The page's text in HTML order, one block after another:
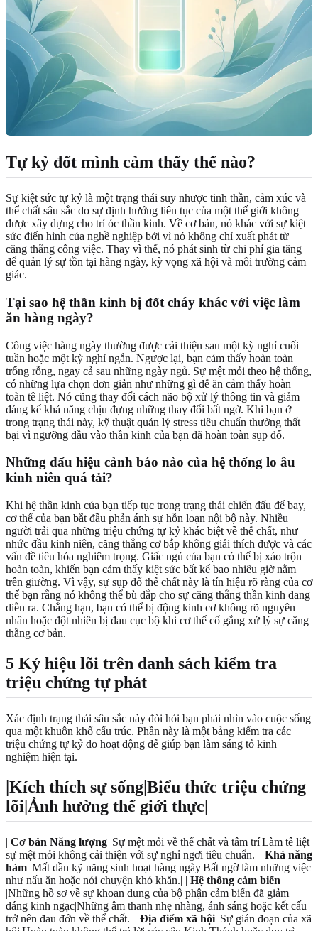
Tự kỷ đốt mình cảm thấy thế nào?
Sự kiệt sức tự kỷ là một trạng thái suy nhược tinh thần, cảm xúc và
thể chất sâu sắc do sự định hướng liên tục của một thế giới không
được xây dựng cho trí óc thần kinh. Về cơ bản, nó khác với sự kiệt
sức điển hình của nghề nghiệp bởi vì nó không chỉ xuất phát từ
căng thẳng công việc. Thay vì thế, nó phát sinh từ chi phí gia tăng
để quản lý sự tồn tại hàng ngày, kỳ vọng xã hội và môi trường cảm
giác.
Tại sao hệ thần kinh bị đốt cháy khác với việc làm
ăn hàng ngày?
Công việc hàng ngày thường được cải thiện sau một kỳ nghỉ cuối
tuần hoặc một kỳ nghỉ ngắn. Ngược lại, bạn cảm thấy hoàn toàn
trống rỗng, ngay cả sau những ngày ngủ. Sự mệt mỏi theo hệ thống,
có những lựa chọn đơn giản như những gì để ăn cảm thấy hoàn
toàn tê liệt. Nó cũng thay đổi cách não bộ xử lý thông tin và giảm
đáng kể khả năng chịu đựng những thay đổi bất ngờ. Khi bạn ở
trong trạng thái này, kỹ thuật quản lý stress tiêu chuẩn thường thất
bại vì ngưỡng đầu vào thần kinh của bạn đã hoàn toàn sụp đổ.
Những dấu hiệu cảnh báo nào của hệ thống lo âu
kinh niên quá tải?
Khi hệ thần kinh của bạn tiếp tục trong trạng thái chiến đấu để bay,
cơ thể của bạn bắt đầu phản ánh sự hỗn loạn nội bộ này. Nhiều
người trải qua những triệu chứng tự kỷ khác biệt về thể chất, như
nhức đầu kinh niên, căng thẳng cơ bắp không giải thích được và các
vấn đề tiêu hóa nghiêm trọng. Giấc ngủ của bạn có thể bị xáo trộn
hoàn toàn, khiến bạn cảm thấy kiệt sức bất kể bao nhiêu giờ nằm
trên giường. Vì vậy, sự sụp đổ thể chất này là tín hiệu rõ ràng của cơ
thể bạn rằng nó không thể bù đắp cho sự căng thẳng thần kinh đang
diễn ra. Chẳng hạn, bạn có thể bị động kinh cơ không rõ nguyên
nhân hoặc đột nhiên bị đau cục bộ khi cơ thể cố gắng xử lý sự căng
thẳng cơ bản.
5 Ký hiệu lõi trên danh sách kiểm tra
triệu chứng tự phát
Xác định trạng thái sâu sắc này đòi hỏi bạn phải nhìn vào cuộc sống
qua một khuôn khổ cấu trúc. Phần này là một bảng kiểm tra các
triệu chứng tự kỷ do hoạt động để giúp bạn làm sáng tỏ kinh
nghiệm hiện tại.
|Kích thích sự sống|Biểu thức triệu chứng
lõi|Ảnh hưởng thế giới thực|
| Cơ bản Năng lượng |Sự mệt mỏi về thể chất và tâm trí|Làm tê liệt
sự mệt mỏi không cải thiện với sự nghỉ ngơi tiêu chuẩn.| | Khả năng
hàm |Mất dần kỹ năng sinh hoạt hàng ngày|Bất ngờ làm những việc
như nấu ăn hoặc nói chuyện khó khăn.| | Hệ thống cảm biến
|Những hồ sơ về sự khoan dung của bộ phận cảm biến đã giảm
đáng kinh ngạc|Những âm thanh nhẹ nhàng, ánh sáng hoặc kết cấu
trở nên đau đớn về thể chất.| | Địa điểm xã hội |Sự gián đoạn của xã